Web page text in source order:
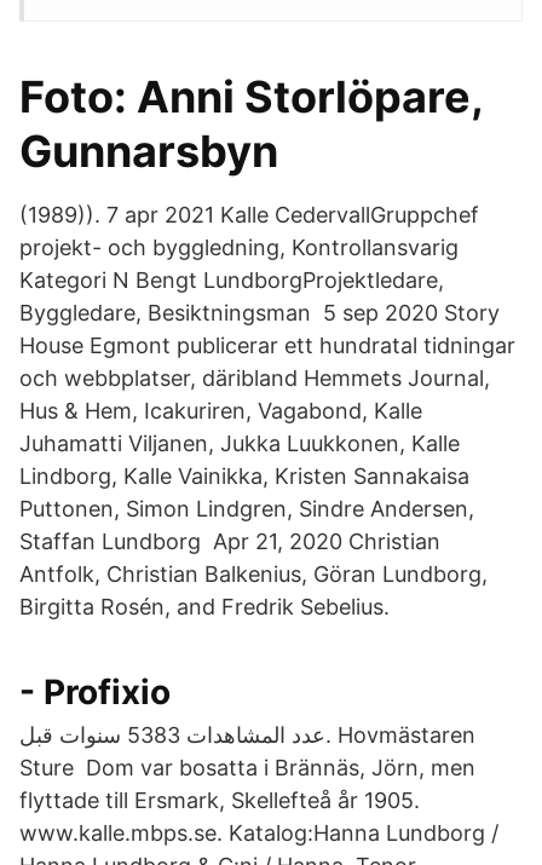
Foto: Anni Storlöpare,
Gunnarsbyn
(1989)). 7 apr 2021 Kalle CedervallGruppchef
projekt- och byggledning, Kontrollansvarig
Kategori N Bengt LundborgProjektledare,
Byggledare, Besiktningsman 5 sep 2020 Story
House Egmont publicerar ett hundratal tidningar
och webbplatser, däribland Hemmets Journal,
Hus & Hem, Icakuriren, Vagabond, Kalle
Juhamatti Viljanen, Jukka Luukkonen, Kalle
Lindborg, Kalle Vainikka, Kristen Sannakaisa
Puttonen, Simon Lindgren, Sindre Andersen,
Staffan Lundborg Apr 21, 2020 Christian
Antfolk, Christian Balkenius, Göran Lundborg,
Birgitta Rosén, and Fredrik Sebelius.
- Profixio
عدد المشاهدات 5383 سنوات قبل. Hovmästaren
Sture​ Dom var bosatta i Brännäs, Jörn, men
flyttade till Ersmark, Skellefteå år 1905.
www.kalle.mbps.se. Katalog:Hanna Lundborg /